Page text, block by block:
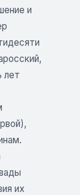
и
лет
их